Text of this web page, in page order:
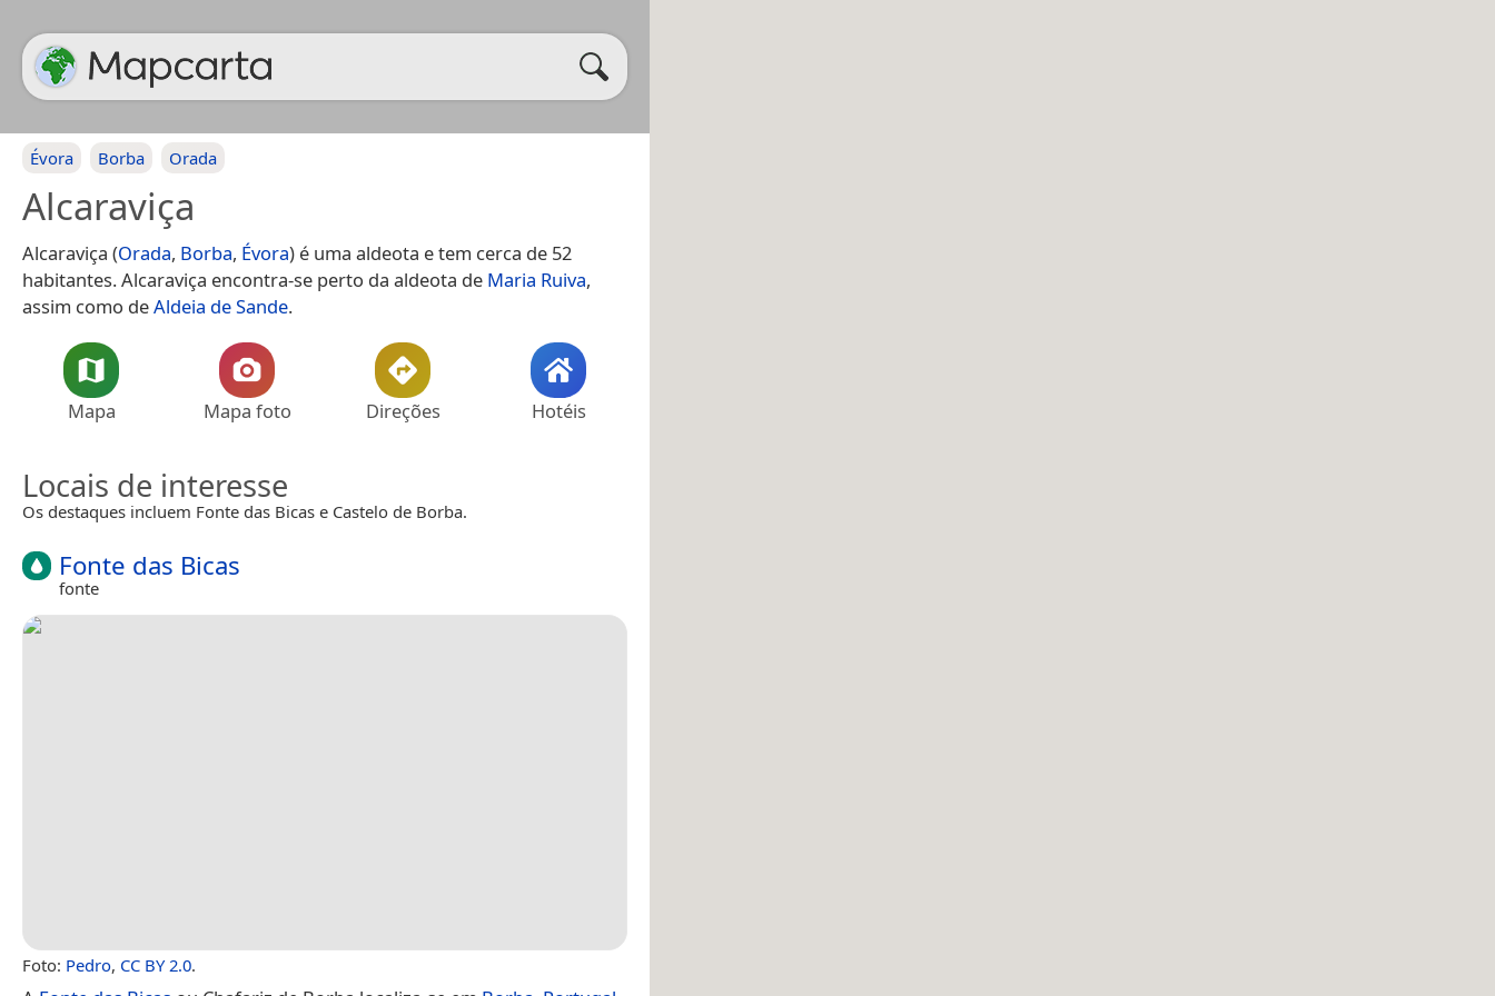
Évora Borba Orada
Alcaraviça
Alcaraviça (Orada, Borba, Évora) é uma aldeota e tem cerca de 52
habitantes. Alcaraviça encontra-se perto da aldeota de Maria Ruiva,
assim como deAldeia de Sande.
Mapa Mapa foto Direções Hotéis
Locais de interesse
Os destaques incluem Fonte das Bicas e Castelo de Borba.
Fonte das Bicas
fonte
Foto: Pedro, CC BY 2.0.